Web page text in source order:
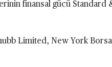
finansal gücü Standard
Limited, New York